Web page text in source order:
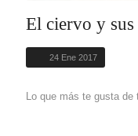
El ciervo y sus
24 Ene 2017
Lo que más te gusta de